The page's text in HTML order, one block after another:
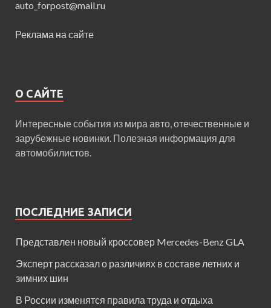
auto_forpost@mail.ru
Реклама на сайте
О САЙТЕ
Интересные события из мира авто, отечественные и
зарубежные новинки. Полезная информация для
автомобилистов.
ПОСЛЕДНИЕ ЗАПИСИ
Представлен новый кроссовер Mercedes-Benz GLA
Эксперт рассказал о различиях в составе летних и
зимних шин
В России изменятся правила труда и отдыха